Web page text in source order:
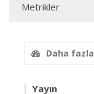
Metrikler
Daha
Yayın